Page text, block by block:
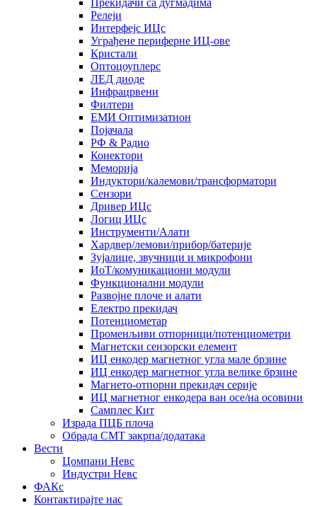
Прекидачи са дугмадима
Релеји
Интерфејс ИЦс
Уграђене периферне ИЦ-ове
Кристали
Оптоцоуплерс
ЛЕД диоде
Инфрацрвени
Филтери
ЕМИ Оптимизатион
Појачала
РФ & Радио
Конектори
Меморија
Индуктори/калемови/трансформатори
Сензори
Дривер ИЦс
Логиц ИЦс
Инструменти/Алати
Хардвер/лемови/прибор/батерије
Зујалице, звучници и микрофони
ИоТ/комуникациони модули
Функционални модули
Развојне плоче и алати
Електро прекидач
Потенциометар
Променљиви отпорници/потенциометри
Магнетски сензорски елемент
ИЦ енкодер магнетног угла мале брзине
ИЦ енкодер магнетног угла велике брзине
Магнето-отпорни прекидач серије
ИЦ магнетног енкодера ван осе/на осовини
Самплес Кит
Израда ПЦБ плоча
Обрада СМТ закрпа/додатака
Вести
Цомпани Невс
Индустри Невс
ФАКс
Контактирајте нас